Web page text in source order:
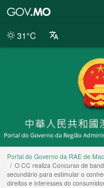
da
31°C
Portal do Governo da RAE de
O CC realiza Concurso de
secundário para estimular o
direitos e interesses do